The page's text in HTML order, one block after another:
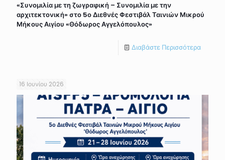
«Συνομιλία με τη ζωγραφική – Συνομιλία με την
αρχιτεκτονική» στο 5ο Διεθνές Φεστιβάλ Ταινιών Μικρού
Μήκους Αιγίου «Θόδωρος Αγγελόπουλος»
Διαβάστε Περισσότερα
16 Ιουνίου 2026